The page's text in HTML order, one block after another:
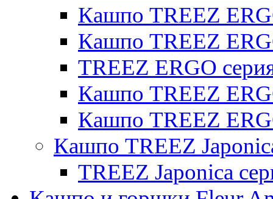
Кашпо TREEZ
Кашпо TREEZ
TREEZ ERGO
Кашпо TREEZ
Кашпо TREEZ
Кашпо TREEZ
TREEZ Japonica